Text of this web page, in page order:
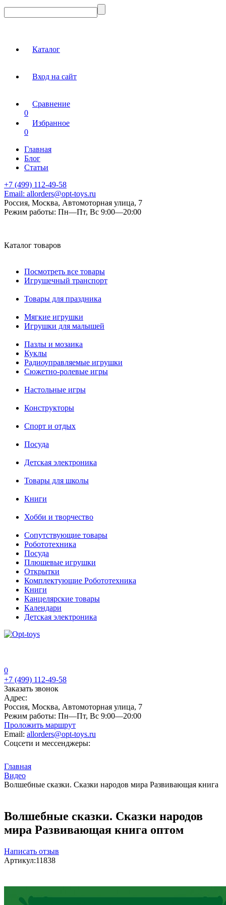
Каталог
Вход на сайт
Сравнение
0
Избранное
0
Главная
Блог
Статьи
+7 (499) 112-49-58
Email: allorders@opt-toys.ru
Россия, Москва, Автомоторная улица, 7
Режим работы: Пн—Пт, Вс 9:00—20:00
Каталог товаров
Посмотреть все товары
Игрушечный транспорт
Товары для праздника
Мягкие игрушки
Игрушки для малышей
Пазлы и мозаика
Куклы
Радиоуправляемые игрушки
Сюжетно-ролевые игры
Настольные игры
Конструкторы
Спорт и отдых
Посуда
Детская электроника
Товары для школы
Книги
Хобби и творчество
Сопутствующие товары
Робототехника
Посуда
Плюшевые игрушки
Открытки
Комплектующие Робототехника
Книги
Канцелярские товары
Календари
Детская электроника
0
+7 (499) 112-49-58
Заказать звонок
Адрес:
Россия, Москва, Автомоторная улица, 7
Режим работы: Пн—Пт, Вс 9:00—20:00
Проложить маршрут
Email: allorders@opt-toys.ru
Соцсети и мессенджеры:
Главная
Видео
Волшебные сказки. Сказки народов мира Развивающая книга
Волшебные сказки. Сказки народов
мира Развивающая книга оптом
Написать отзыв
Артикул:11838